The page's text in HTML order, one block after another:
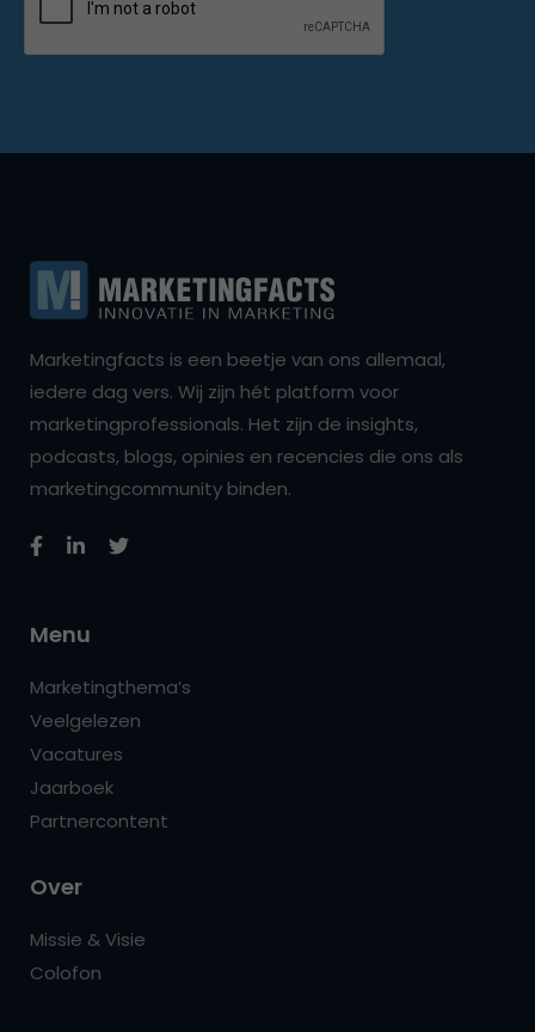
Marketingfacts is een beetje van ons allemaal,
iedere dag vers. Wij zijn hét platform voor
marketingprofessionals. Het zijn de insights,
podcasts, blogs, opinies en recencies die ons als
marketingcommunity binden.
Menu
Marketingthema’s
Veelgelezen
Vacatures
Jaarboek
Partnercontent
Over
Missie & Visie
Colofon